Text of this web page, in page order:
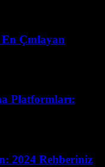
Çınlayan
Platformları:
2024 Rehberiniz